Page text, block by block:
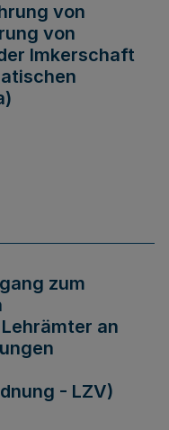
von
von
Imkerschaft
zum
an
- LZV)